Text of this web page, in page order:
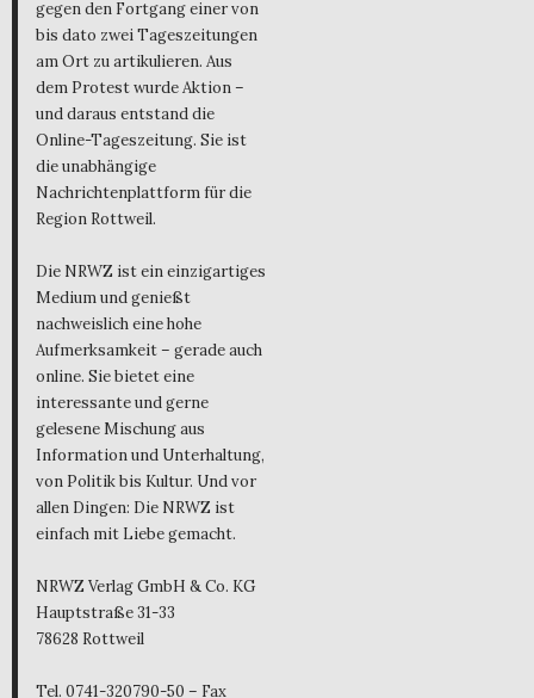
gegen den Fortgang einer von
bis dato zwei Tageszeitungen
am Ort zu artikulieren. Aus
dem Protest wurde Aktion –
und daraus entstand die
Online-Tageszeitung. Sie ist
die unabhängige
Nachrichtenplattform für die
Region Rottweil.
Die NRWZ ist ein einzigartiges
Medium und genießt
nachweislich eine hohe
Aufmerksamkeit – gerade auch
online. Sie bietet eine
interessante und gerne
gelesene Mischung aus
Information und Unterhaltung,
von Politik bis Kultur. Und vor
allen Dingen: Die NRWZ ist
einfach mit Liebe gemacht.
NRWZ Verlag GmbH & Co. KG
Hauptstraße 31-33
78628 Rottweil
Tel. 0741-320790-50 – Fax